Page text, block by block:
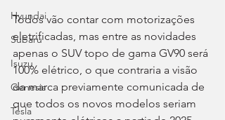
Hyundai
Subaru
Isuzu
Genesis
Tesla
Todos vão contar com motorizações
eletrificadas, mas entre as novidades
apenas o SUV topo de gama GV90 será
100% elétrico, o que contraria a visão
da marca previamente comunicada de
que todos os novos modelos seriam